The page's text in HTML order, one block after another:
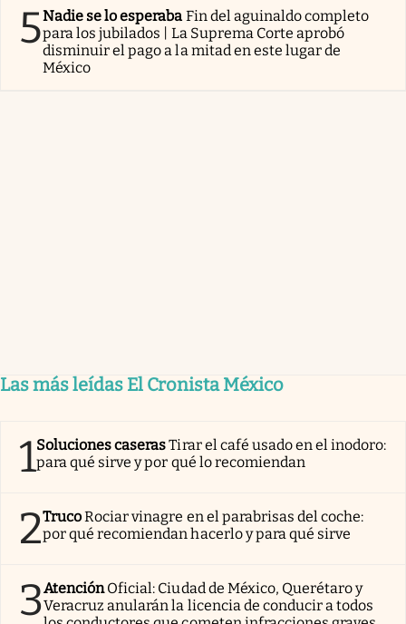
5Nadie se lo esperaba Fin del aguinaldo completo
para los jubilados | La Suprema Corte aprobó
disminuir el pago a la mitad en este lugar de
México
Las más leídas El Cronista México
1Soluciones caserasTirar el café usado en el inodoro:
para qué sirve y por qué lo recomiendan
2TrucoRociar vinagre en el parabrisas del coche:
por qué recomiendan hacerlo y para qué sirve
3AtenciónOficial: Ciudad de México, Querétaro y
Veracruz anularán la licencia de conducir a todos